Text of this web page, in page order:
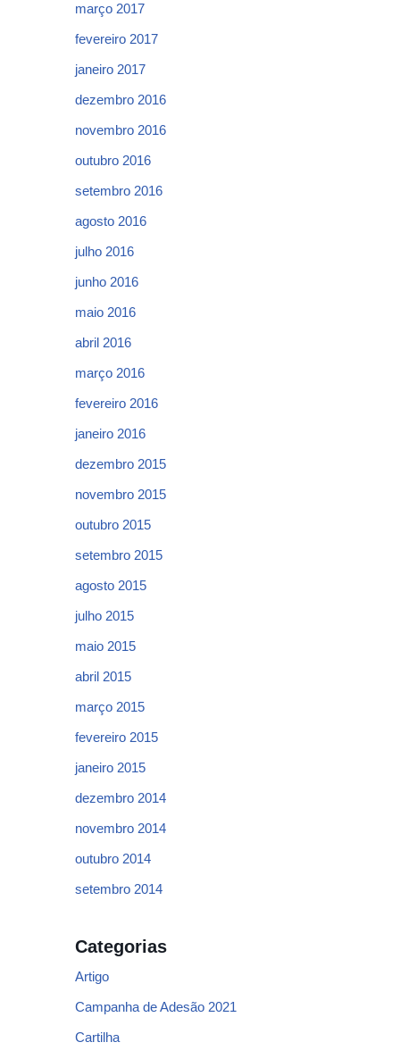
março 2017
fevereiro 2017
janeiro 2017
dezembro 2016
novembro 2016
outubro 2016
setembro 2016
agosto 2016
julho 2016
junho 2016
maio 2016
abril 2016
março 2016
fevereiro 2016
janeiro 2016
dezembro 2015
novembro 2015
outubro 2015
setembro 2015
agosto 2015
julho 2015
maio 2015
abril 2015
março 2015
fevereiro 2015
janeiro 2015
dezembro 2014
novembro 2014
outubro 2014
setembro 2014
Categorias
Artigo
Campanha de Adesão 2021
Cartilha